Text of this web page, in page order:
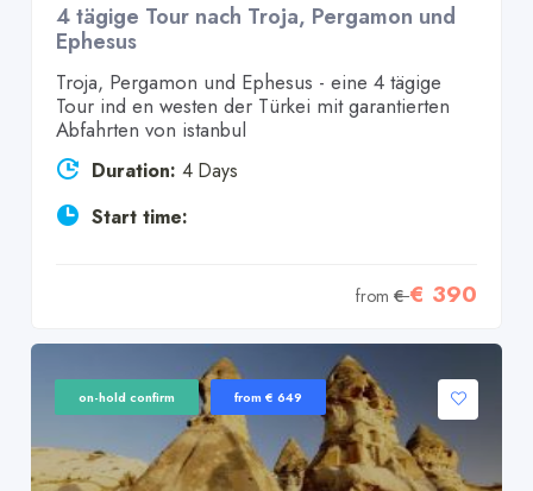
4 tägige Tour nach Troja, Pergamon und
Ephesus
Troja, Pergamon und Ephesus - eine 4 tägige
Tour ind en westen der Türkei mit garantierten
Abfahrten von istanbul
Duration: 4 Days
Start time:
from€€ 390
on-hold confirm from € 649